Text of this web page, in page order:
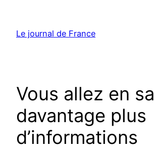
contenu
Le journal de France
Vous allez en
davantage plus
d’informations